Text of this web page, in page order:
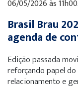
06/05/2026 às 11h00.
Brasil Brau
agenda de
Edição passada
reforçando papel
relacionamento e